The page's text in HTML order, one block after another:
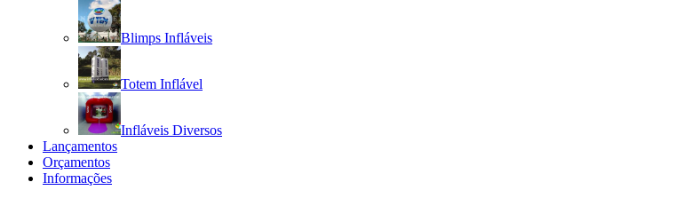
Blimps Infláveis
Totem Inflável
Infláveis Diversos
Lançamentos
Orçamentos
Informações